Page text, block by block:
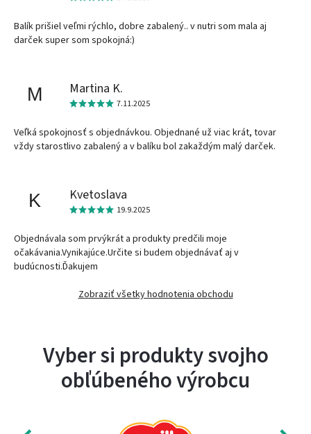
Balík prišiel veľmi rýchlo, dobre zabalený.. v nutri som mala aj
darček super som spokojná:)
M Martina K.
7.11.2025
Veľká spokojnosť s objednávkou. Objednané už viac krát, tovar
vždy starostlivo zabalený a v balíku bol zakaždým malý darček.
K Kvetoslava
19.9.2025
Objednávala som prvýkrát a produkty predčili moje
očakávania.Vynikajúce.Určite si budem objednávať aj v
budúcnosti.Ďakujem
Zobraziť všetky hodnotenia obchodu
Vyber si produkty svojho
obľúbeného výrobcu